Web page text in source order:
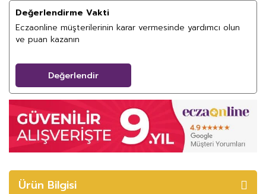
Değerlendirme Vakti
Eczaonline müşterilerinin karar vermesinde yardımcı olun
ve puan kazanın
Değerlendir
Ürün Bilgisi